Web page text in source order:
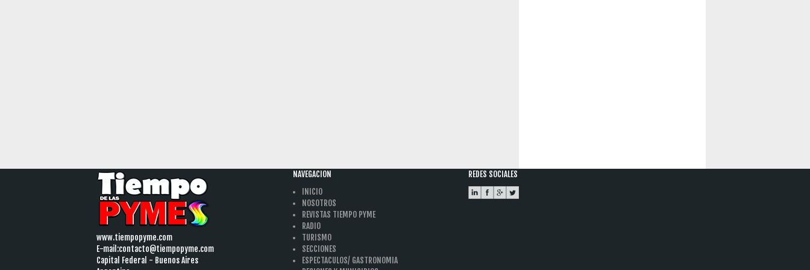
www.tiempopyme.com
E-mail:contacto@tiempopyme.com
Capital Federal - Buenos Aires
NAVEGACION
INICIO
NOSOTROS
REVISTAS TIEMPO PYME
RADIO
TURISMO
SECCIONES
ESPECTACULOS/ GASTRONOMIA
REDES SOCIALES